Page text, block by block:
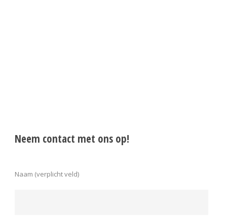
Neem contact met ons op!
Naam (verplicht veld)